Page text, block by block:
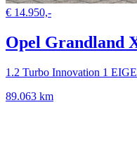
€ 14.950,-
Opel Grandland
1.2 Turbo Innovation 1
89.063 km